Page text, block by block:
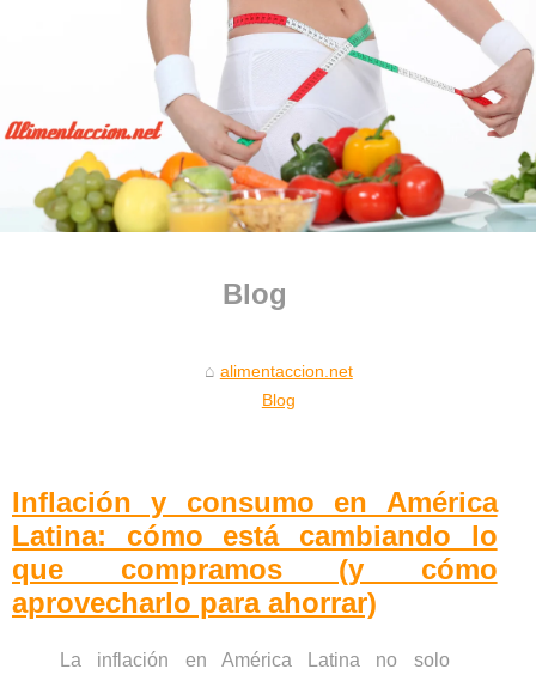
Blog
alimentaccion.net
Blog
Inflación y consumo en América
Latina: cómo está cambiando lo
que compramos (y cómo
aprovecharlo para ahorrar)
La inflación en América Latina no solo